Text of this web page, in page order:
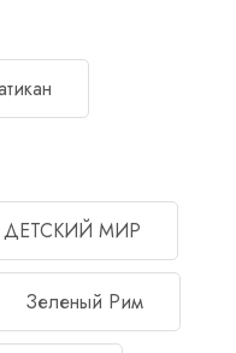
ДЕТСКИЙ МИР
Зеленый Рим